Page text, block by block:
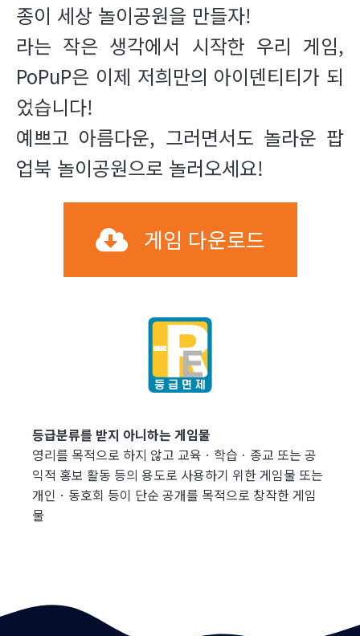
종이 세상 놀이공원을 만들자!
라는 작은 생각에서 시작한 우리 게임,
PoPuP은 이제 저희만의 아이덴티티가 되
었습니다!
예쁘고 아름다운, 그러면서도 놀라운 팝
업북 놀이공원으로 놀러오세요!
게임 다운로드
등급분류를 받지 아니하는 게임물
영리를 목적으로 하지 않고 교육ㆍ학습ㆍ종교 또는 공
익적 홍보 활동 등의 용도로 사용하기 위한 게임물 또는
개인ㆍ동호회 등이 단순 공개를 목적으로 창작한 게임
물